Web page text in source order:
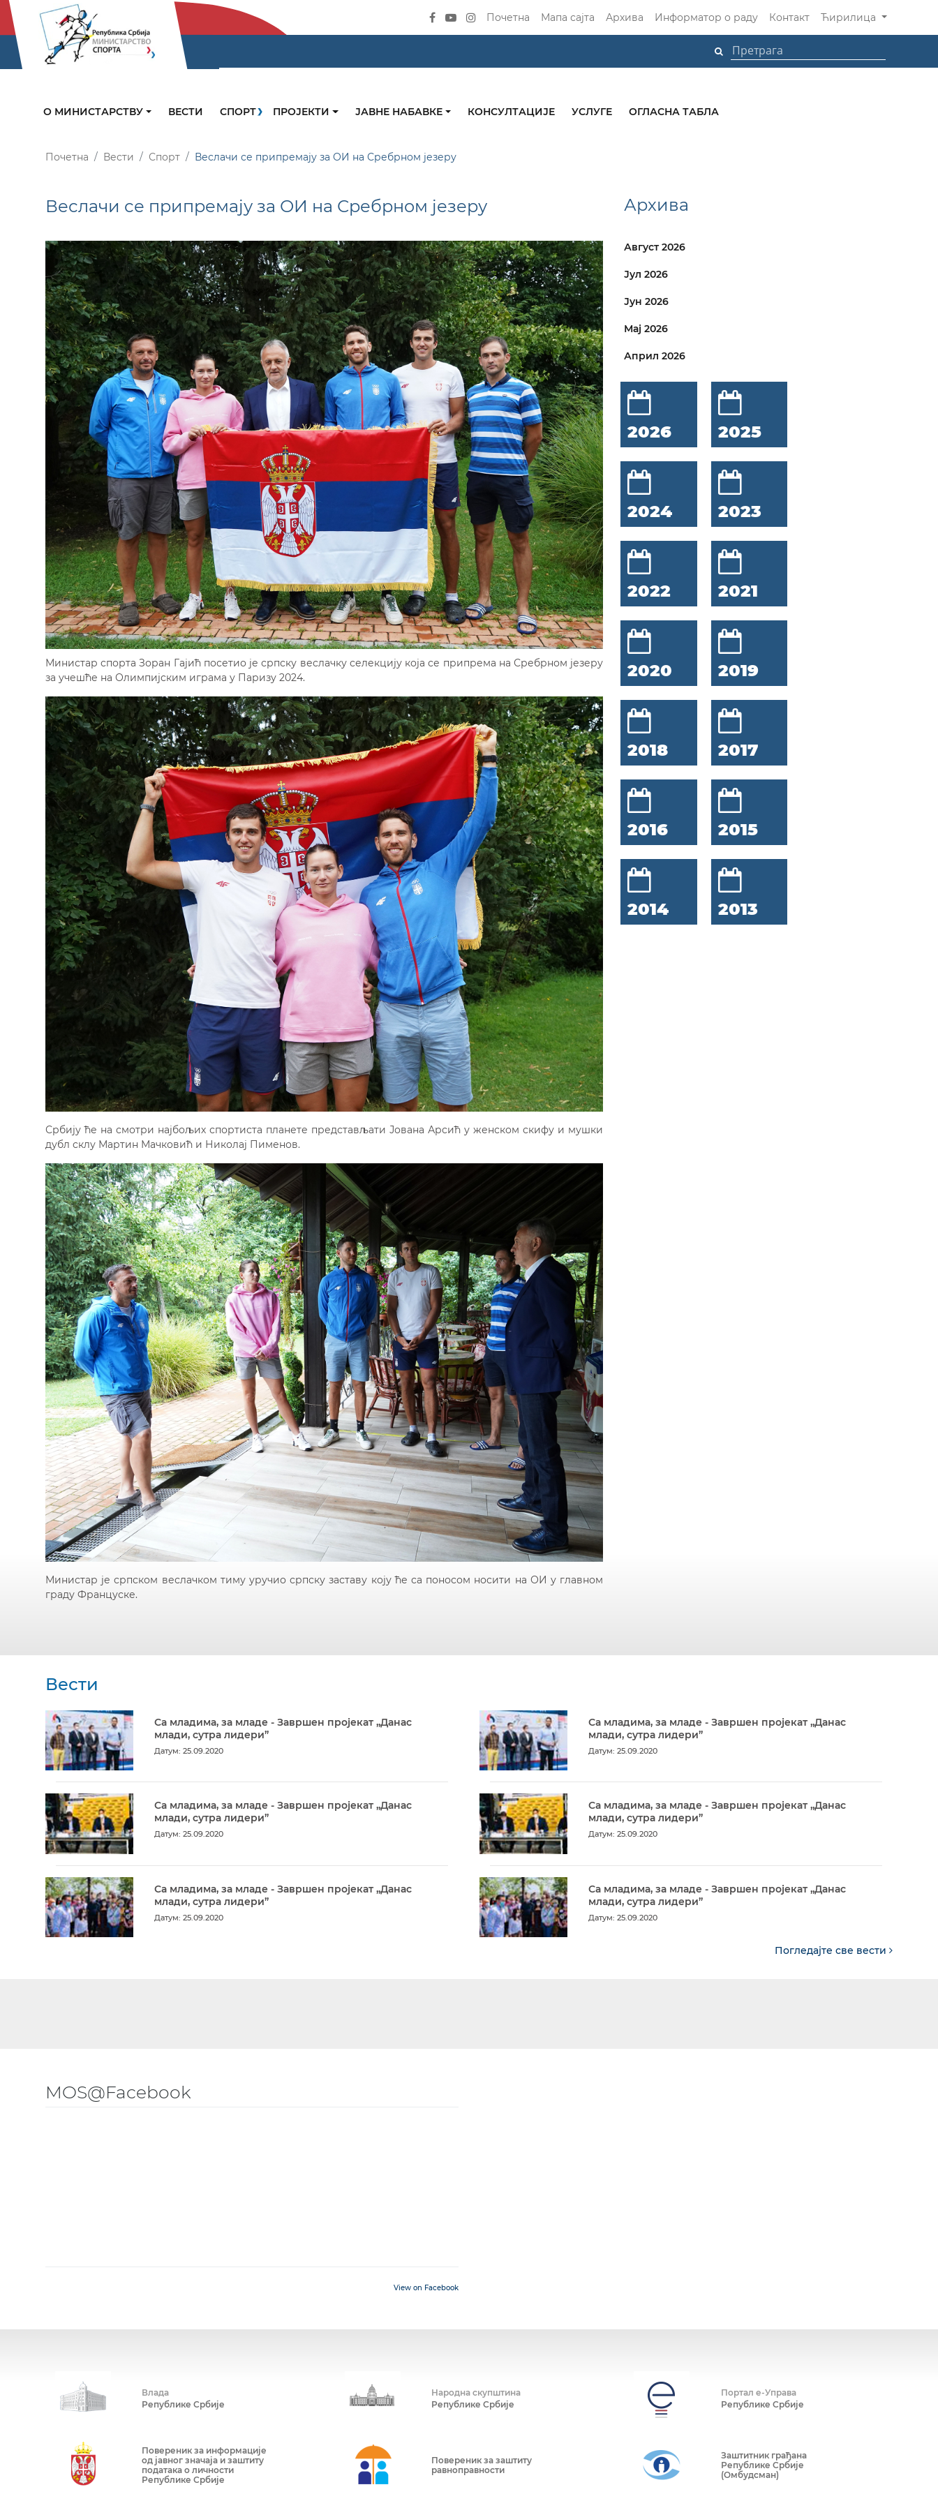
Почетна Мапа сајта Архива Информатор о раду Контакт Ћирилица
О МИНИСТАРСТВУ ВЕСТИ СПОРТ ПРОЈЕКТИ ЈАВНЕ НАБАВКЕ КОНСУЛТАЦИЈЕ УСЛУГЕ ОГЛАСНА ТАБЛА
Почетна Вести Спорт Веслачи се припремају за ОИ на Сребрном језеру
Веслачи се припремају за ОИ на Сребрном језеру
Министар спорта Зоран Гајић посетио је српску веслачку селекцију која се припрема на Сребрном језеру
за учешће на Олимпијским играма у Паризу 2024.
Србију ће на смотри најбољих спортиста планете представљати Јована Арсић у женском скифу и мушки
дубл склу Мартин Мачковић и Николај Пименов.
Министар је српском веслачком тиму уручио српску заставу коју ће са поносом носити на ОИ у главном
граду Француске.
Архива
Август 2026
Јул 2026
Јун 2026
Мај 2026
Април 2026
2026 2025
2024 2023
2022 2021
2020 2019
2018 2017
2016 2015
2014 2013
Вести
Са младима, за младе - Завршен пројекат „Данас
млади, сутра лидери”
Датум: 25.09.2020
Са младима, за младе - Завршен пројекат „Данас
млади, сутра лидери”
Датум: 25.09.2020
Са младима, за младе - Завршен пројекат „Данас
млади, сутра лидери”
Датум: 25.09.2020
Са младима, за младе - Завршен пројекат „Данас
млади, сутра лидери”
Датум: 25.09.2020
Са младима, за младе - Завршен пројекат „Данас
млади, сутра лидери”
Датум: 25.09.2020
Са младима, за младе - Завршен пројекат „Данас
млади, сутра лидери”
Датум: 25.09.2020
Погледајте све вести
MOS@Facebook
View on Facebook
Влада
Републике Србије
Народна скупштина
Републике Србије
Портал е-Управа
Републике Србије
Повереник за информације
од јавног значаја и заштиту
података о личности
Републике Србије
Повереник за заштиту
равноправности
Заштитник грађана
Републике Србије
(Омбудсман)